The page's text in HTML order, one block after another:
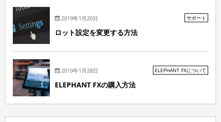
2019年1月20日 サポート
ロット設定を変更する方法
2019年1月28日 ELEPHANT FXについて
ELEPHANT FXの購入方法